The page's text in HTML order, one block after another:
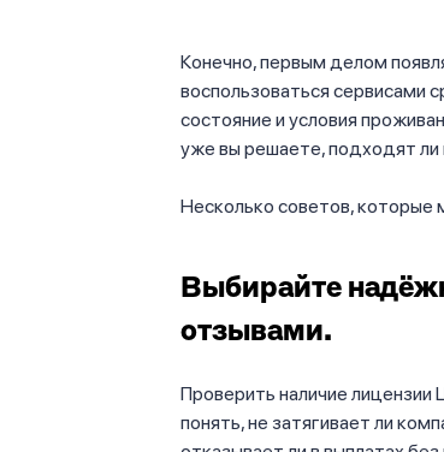
Конечно, первым делом
воспользоваться сервисами
состояние и условия
уже вы решаете, подходят ли
Несколько советов, которые
Выбирайте
отзывами.
Проверить наличие
понять, не затягивает ли